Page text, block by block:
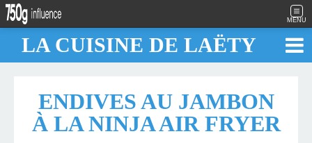
MENU
LA CUISINE DE LAËTY
ENDIVES AU JAMBON
À LA NINJA AIR FRYER